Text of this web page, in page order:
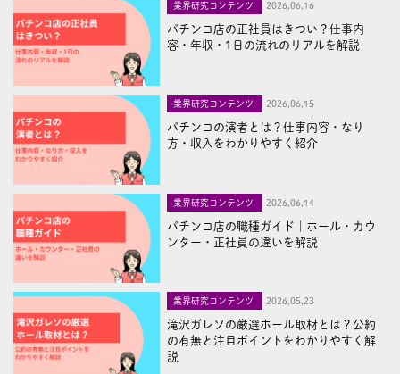
業界研究コンテンツ 2026,06,16
パチンコ店の正社員はきつい？仕事内
容・年収・1日の流れのリアルを解説
業界研究コンテンツ 2026,06,15
パチンコの演者とは？仕事内容・なり
方・収入をわかりやすく紹介
業界研究コンテンツ 2026,06,14
パチンコ店の職種ガイド｜ホール・カウ
ンター・正社員の違いを解説
業界研究コンテンツ 2026,05,23
滝沢ガレソの厳選ホール取材とは？公約
の有無と注目ポイントをわかりやすく解
説